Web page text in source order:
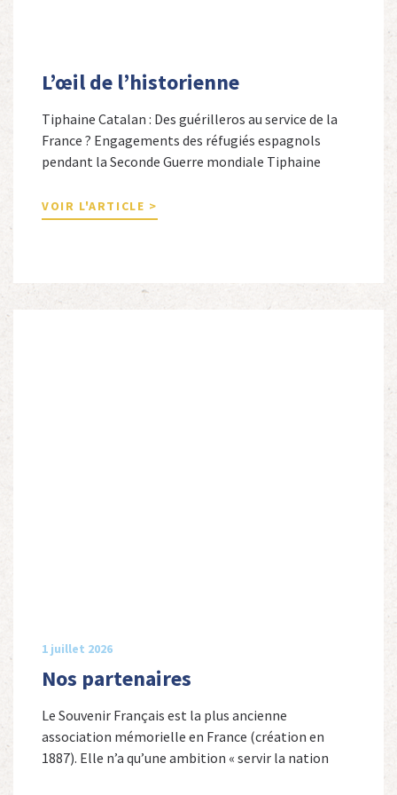
L’œil de l’historienne
Tiphaine Catalan : Des guérilleros au service de la
France ? Engagements des réfugiés espagnols
pendant la Seconde Guerre mondiale Tiphaine
secondaire et docteure en études hispaniques. Elle
est spécialiste de l’histoire contemporaine des
VOIR L'ARTICLE >
1 juillet 2026
Nos partenaires
Le Souvenir Français est la plus ancienne
association mémorielle en France (création en
1887). Elle n’a qu’une ambition « servir la nation